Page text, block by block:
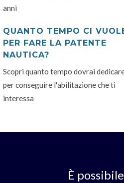
anni
QUANTO TEMPO CI
PER FARE LA PATENTE
NAUTICA?
Scopri quanto tempo dovrai
per conseguire l'abilitazione che ti
interessa
È